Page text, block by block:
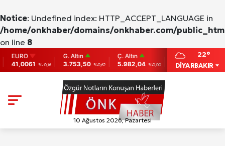
Notice: Undefined index: HTTP_ACCEPT_LANGUAGE in
/home/onkhaber/domains/onkhaber.com/
on line 8
EURO
41,0061
%-0,16
G. Altın
3.753,50 %0,62
Ç. Altın
5.982,04 %0,00
BIST
9.775
0
DİYARBAKIR
22°
10 Ağustos 2026, Pazartesi